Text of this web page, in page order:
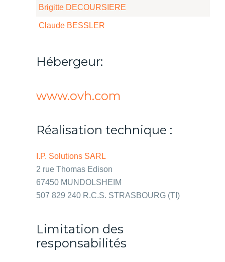
Brigitte DECOURSIERE
Claude BESSLER
Hébergeur:
www.ovh.com
Réalisation technique :
I.P. Solutions SARL
2 rue Thomas Edison
67450 MUNDOLSHEIM
507 829 240 R.C.S. STRASBOURG (TI)
Limitation des
responsabilités